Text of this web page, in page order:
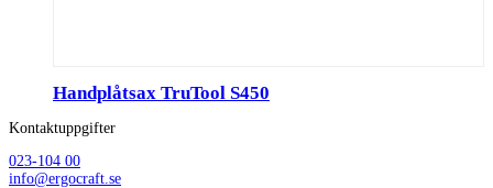
Handplåtsax TruTool S450
Kontaktuppgifter
023-104 00
info@ergocraft.se